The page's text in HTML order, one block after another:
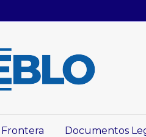
Frontera Documentos